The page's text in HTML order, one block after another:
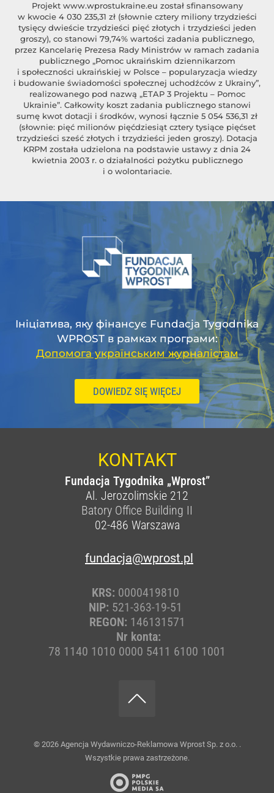
Projekt www.wprostukraine.eu został sfinansowany
w kwocie 4 030 235,31 zł (słownie cztery miliony trzydzieści
tysięcy dwieście trzydzieści pięć złotych i trzydzieści jeden
groszy), co stanowi 79,74% wartości zadania publicznego,
przez Kancelarię Prezesa Rady Ministrów w ramach zadania
publicznego „Pomoc ukraińskim dziennikarzom
i społeczności ukraińskiej w Polsce – popularyzacja wiedzy
i budowanie świadomości społecznej uchodźców z Ukrainy”,
realizowanego pod nazwą „ETAP 3 Projektu – Pomoc
Ukrainie”. Całkowity koszt zadania publicznego stanowi
sumę kwot dotacji i środków, wynosi łącznie 5 054 536,31 zł
(słownie: pięć milionów pięćdziesiąt cztery tysiące pięćset
trzydzieści sześć złotych i trzydzieści jeden groszy). Dotacja
KRPM została udzielona na podstawie ustawy z dnia 24
kwietnia 2003 r. o działalności pożytku publicznego
i o wolontariacie.
Ініціатива, яку фінансує Fundacja Tygodnika
WPROST в рамках програми:
Допомога українським журналістам
DOWIEDZ SIĘ WIĘCEJ
KONTAKT
Fundacja Tygodnika „Wprost”
Al. Jerozolimskie 212
Batory Office Building II
02-486 Warszawa
fundacja@wprost.pl
KRS: 0000419810
NIP: 521-363-19-51
REGON: 146131571
Nr konta:
78 1140 1010 0000 5411 6100 1001
© 2026 Agencja Wydawniczo-Reklamowa Wprost Sp. z o.o. .
Wszystkie prawa zastrzeżone.